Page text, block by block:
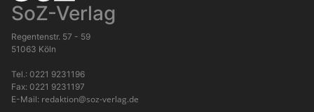
SoZ-Verlag
Regentenstr. 57 - 59
51063 Köln
Tel.: 0221 9231196
Fax: 0221 9231197
E-Mail: redaktion@soz-verlag.de